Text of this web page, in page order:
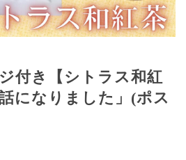
付き【シトラス和紅
になりました」(ポス